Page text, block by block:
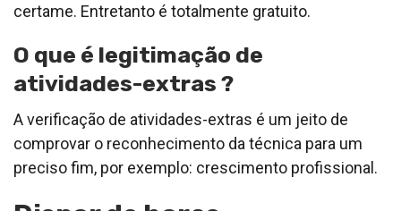
certame. Entretanto é totalmente gratuito.
O que é legitimação de
atividades-extras ?
A verificação de atividades-extras é um jeito de
comprovar o reconhecimento da técnica para um
preciso fim, por exemplo: crescimento profissional.